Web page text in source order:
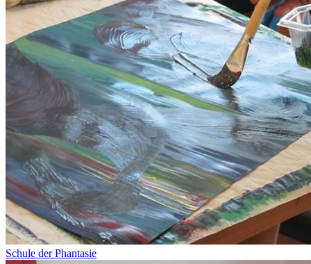
Schule der Phantasie